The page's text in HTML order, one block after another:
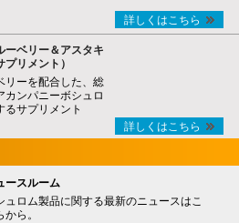
詳しくはこちら
ーベリー＆アスタキ
リメント）
リーを配合した、総
カンパニーボシュロ
るサプリメント
詳しくはこちら
ースルーム
ュロム製品に関する最新のニュースはこ
から。